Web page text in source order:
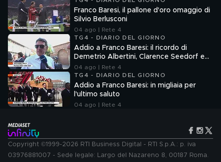
Franco Baresi, il pallone d'oro omaggio di
Silvio Berlusconi
04 ago | Rete 4
TG4 - DIARIO DEL GIORNO
Addio a Franco Baresi: il ricordo di
Demetrio Albertini, Clarence Seedorf e
Giovanni Galli
04 ago | Rete 4
TG4 - DIARIO DEL GIORNO
Addio a Franco Baresi: in migliaia per
l'ultimo saluto
04 ago | Rete 4
Copyright ©1999-2026 RTI Business Digital - RTI S.p.A.: p. iva
03976881007 - Sede legale: Largo del Nazareno 8, 00187 Roma.